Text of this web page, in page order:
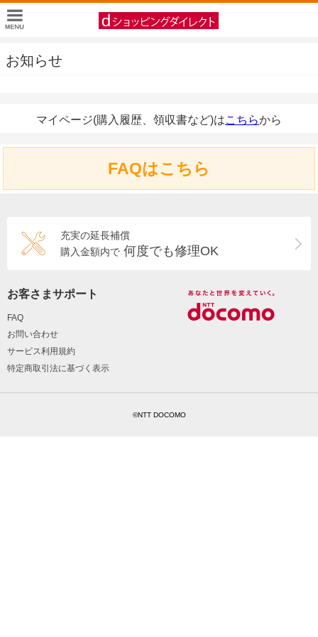
お知らせ
マイページ(購入履歴、領収書など)はこちらから
FAQはこちら
充実の延長補償
購入金額内で 何度でも修理OK
お客さまサポート
FAQ
お問い合わせ
サービス利用規約
特定商取引法に基づく表示
©NTT DOCOMO